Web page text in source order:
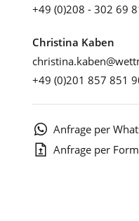
+49 (0)208 - 302 69
Christina Kaben
+49 (0)201 857 851
Anfrage per
Anfrage per